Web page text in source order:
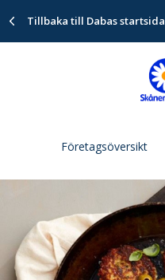
Tillbaka till Dabas startsida
Företagsöversikt